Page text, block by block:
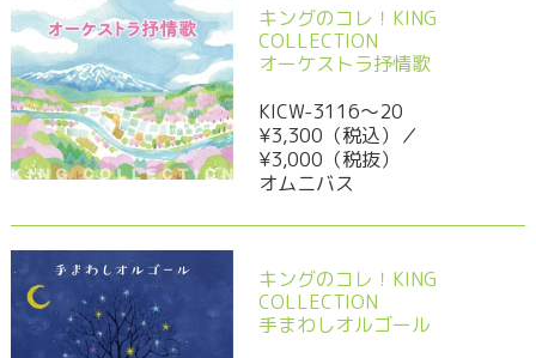
キングのコレ！KING
COLLECTION
オーケストラ抒情歌
KICW-3116～20
¥3,300（税込）／
¥3,000（税抜）
オムニバス
キングのコレ！KING
COLLECTION
手まわしオルゴール